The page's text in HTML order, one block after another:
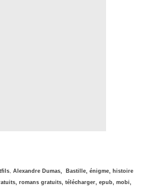
, Alexandre Dumas,
Bastille, énigme, histoire
romans gratuits, télécharger, epub, mobi,